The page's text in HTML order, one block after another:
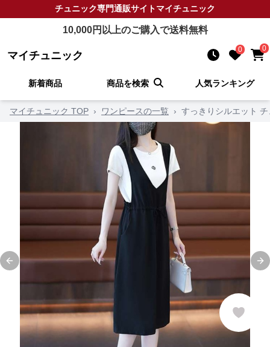
チュニック専門通販サイトマイチュニック
10,000円以上のご購入で送料無料
マイチュニック 0 0
新着商品 商品を検索 人気ランキング
マイチュニック TOP › ワンピースの一覧 › すっきりシルエット
Previous slide